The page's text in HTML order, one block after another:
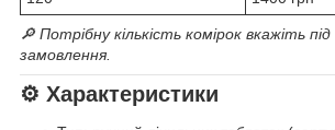
🔎 Потрібну кількість комірок вкажіть
замовлення.
⚙️ Характеристики